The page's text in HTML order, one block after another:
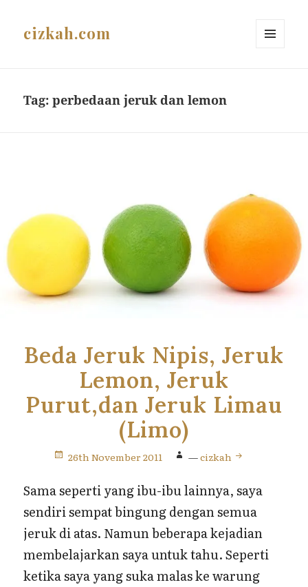
cizkah.com
Tag:perbedaan jeruk dan lemon
Beda Jeruk Nipis, Jeruk
Lemon, Jeruk
Purut,dan Jeruk Limau
(Limo)
26th November 2011 —cizkah
Sama seperti yang ibu-ibu lainnya, saya
sendiri sempat bingung dengan semua
jeruk di atas. Namun beberapa kejadian
membelajarkan saya untuk tahu. Seperti
ketika saya yang suka malas ke warung